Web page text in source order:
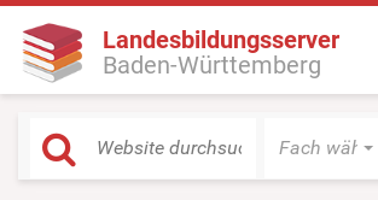
Landesbildungsserver
Baden-Württemberg
Fach wählen